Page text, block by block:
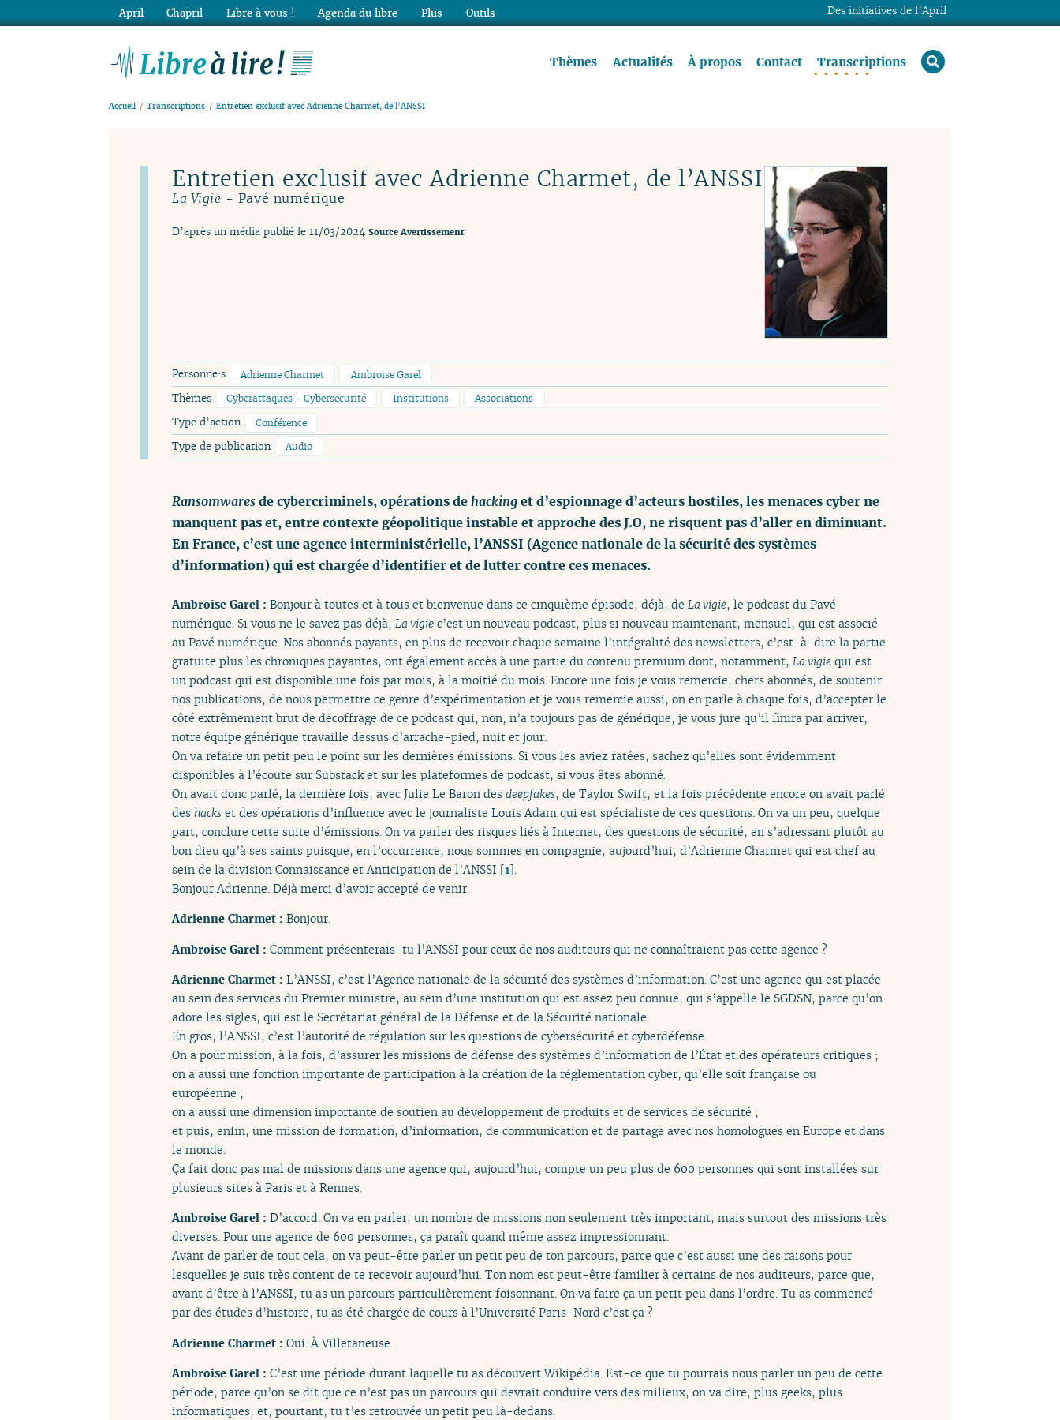
Thèmes Actualités À propos Contact Transcriptions rechercher
Accueil Transcriptions Entretien exclusif avec Adrienne Charmet, de l’ANSSI
Entretien exclusif avec Adrienne Charmet, de l’ANSSI
La Vigie - Pavé numérique
D’après un média publié le 11/03/2024 Source Avertissement
Personne·s Adrienne Charmet Ambroise Garel
Thèmes Cyberattaques - Cybersécurité Institutions Associations
Type d’action Conférence
Type de publication Audio
Ransomwaresde cybercriminels, opérations dehackinget d’espionnage d’acteurs hostiles, les menaces cyber ne
manquent pas et, entre contexte géopolitique instable et approche des J.O, ne risquent pas d’aller en diminuant.
En France, c’est une agence interministérielle, l’ANSSI (Agence nationale de la sécurité des systèmes
d’information) qui est chargée d’identifier et de lutter contre ces menaces.
Ambroise Garel : Bonjour à toutes et à tous et bienvenue dans ce cinquième épisode, déjà, de La vigie, le podcast du Pavé
numérique. Si vous ne le savez pas déjà, La vigie c’est un nouveau podcast, plus si nouveau maintenant, mensuel, qui est associé
au Pavé numérique. Nos abonnés payants, en plus de recevoir chaque semaine l’intégralité des newsletters, c’est-à-dire la partie
gratuite plus les chroniques payantes, ont également accès à une partie du contenu premium dont, notamment, La vigie qui est
un podcast qui est disponible une fois par mois, à la moitié du mois. Encore une fois je vous remercie, chers abonnés, de soutenir
nos publications, de nous permettre ce genre d’expérimentation et je vous remercie aussi, on en parle à chaque fois, d’accepter le
côté extrêmement brut de décoffrage de ce podcast qui, non, n’a toujours pas de générique, je vous jure qu’il finira par arriver,
notre équipe générique travaille dessus d’arrache-pied, nuit et jour.
On va refaire un petit peu le point sur les dernières émissions. Si vous les aviez ratées, sachez qu’elles sont évidemment
disponibles à l’écoute sur Substack et sur les plateformes de podcast, si vous êtes abonné.
On avait donc parlé, la dernière fois, avec Julie Le Baron des deepfakes, de Taylor Swift, et la fois précédente encore on avait parlé
des hacks et des opérations d’influence avec le journaliste Louis Adam qui est spécialiste de ces questions. On va un peu, quelque
part, conclure cette suite d’émissions. On va parler des risques liés à Internet, des questions de sécurité, en s’adressant plutôt au
bon dieu qu’à ses saints puisque, en l’occurrence, nous sommes en compagnie, aujourd’hui, d’Adrienne Charmet qui est chef au
sein de la division Connaissance et Anticipation de l’ANSSI [1].
Bonjour Adrienne. Déjà merci d’avoir accepté de venir.
Adrienne Charmet : Bonjour.
Ambroise Garel : Comment présenterais-tu l’ANSSI pour ceux de nos auditeurs qui ne connaîtraient pas cette agence ?
Adrienne Charmet : L’ANSSI, c’est l’Agence nationale de la sécurité des systèmes d’information. C’est une agence qui est placée
au sein des services du Premier ministre, au sein d’une institution qui est assez peu connue, qui s’appelle le SGDSN, parce qu’on
adore les sigles, qui est le Secrétariat général de la Défense et de la Sécurité nationale.
En gros, l’ANSSI, c’est l’autorité de régulation sur les questions de cybersécurité et cyberdéfense.
On a pour mission, à la fois, d’assurer les missions de défense des systèmes d’information de l’État et des opérateurs critiques ;
on a aussi une fonction importante de participation à la création de la réglementation cyber, qu’elle soit française ou
européenne ;
on a aussi une dimension importante de soutien au développement de produits et de services de sécurité ;
et puis, enfin, une mission de formation, d’information, de communication et de partage avec nos homologues en Europe et dans
le monde.
Ça fait donc pas mal de missions dans une agence qui, aujourd’hui, compte un peu plus de 600 personnes qui sont installées sur
plusieurs sites à Paris et à Rennes.
Ambroise Garel : D’accord. On va en parler, un nombre de missions non seulement très important, mais surtout des missions très
diverses. Pour une agence de 600 personnes, ça paraît quand même assez impressionnant.
Avant de parler de tout cela, on va peut-être parler un petit peu de ton parcours, parce que c’est aussi une des raisons pour
lesquelles je suis très content de te recevoir aujourd’hui. Ton nom est peut-être familier à certains de nos auditeurs, parce que,
avant d’être à l’ANSSI, tu as un parcours particulièrement foisonnant. On va faire ça un petit peu dans l’ordre. Tu as commencé
par des études d’histoire, tu as été chargée de cours à l’Université Paris-Nord c’est ça ?
Adrienne Charmet : Oui. À Villetaneuse.
Ambroise Garel : C’est une période durant laquelle tu as découvert Wikipédia. Est-ce que tu pourrais nous parler un peu de cette
période, parce qu’on se dit que ce n’est pas un parcours qui devrait conduire vers des milieux, on va dire, plus geeks, plus
informatiques, et, pourtant, tu t’es retrouvée un petit peu là-dedans.
Des initiatives de l’April
April Chapril Libre à vous ! Agenda du libre Plus Outils